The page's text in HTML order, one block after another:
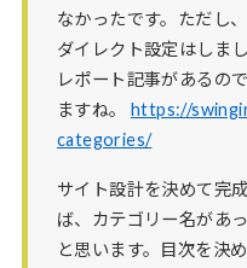
なかったです。ただし
ダイレクト設定はしま
レポート記事があるの
ますね。 https://
categories/
サイト設計を決めて完
ば、カテゴリー名があ
と思います。目次を決